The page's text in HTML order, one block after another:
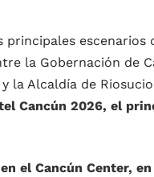
la Gobernación de
la Alcaldía de
Cancún 2026, el
el Cancún Center,